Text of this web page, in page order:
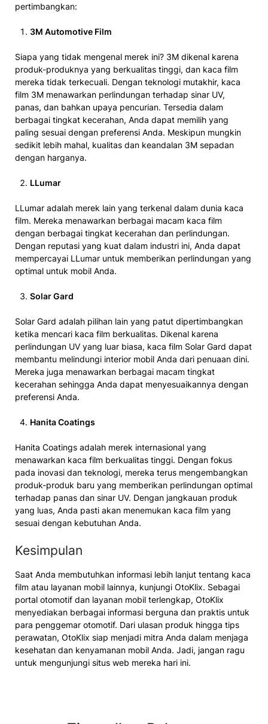
pertimbangkan:
3M Automotive Film
Siapa yang tidak mengenal merek ini? 3M dikenal karena
produk-produknya yang berkualitas tinggi, dan kaca film
mereka tidak terkecuali. Dengan teknologi mutakhir, kaca
film 3M menawarkan perlindungan terhadap sinar UV,
panas, dan bahkan upaya pencurian. Tersedia dalam
berbagai tingkat kecerahan, Anda dapat memilih yang
paling sesuai dengan preferensi Anda. Meskipun mungkin
sedikit lebih mahal, kualitas dan keandalan 3M sepadan
dengan harganya.
LLumar
LLumar adalah merek lain yang terkenal dalam dunia kaca
film. Mereka menawarkan berbagai macam kaca film
dengan berbagai tingkat kecerahan dan perlindungan.
Dengan reputasi yang kuat dalam industri ini, Anda dapat
mempercayai LLumar untuk memberikan perlindungan yang
optimal untuk mobil Anda.
Solar Gard
Solar Gard adalah pilihan lain yang patut dipertimbangkan
ketika mencari kaca film berkualitas. Dikenal karena
perlindungan UV yang luar biasa, kaca film Solar Gard dapat
membantu melindungi interior mobil Anda dari penuaan dini.
Mereka juga menawarkan berbagai macam tingkat
kecerahan sehingga Anda dapat menyesuaikannya dengan
preferensi Anda.
Hanita Coatings
Hanita Coatings adalah merek internasional yang
menawarkan kaca film berkualitas tinggi. Dengan fokus
pada inovasi dan teknologi, mereka terus mengembangkan
produk-produk baru yang memberikan perlindungan optimal
terhadap panas dan sinar UV. Dengan jangkauan produk
yang luas, Anda pasti akan menemukan kaca film yang
sesuai dengan kebutuhan Anda.
Kesimpulan
Saat Anda membutuhkan informasi lebih lanjut tentang kaca
film atau layanan mobil lainnya, kunjungi OtoKlix. Sebagai
portal otomotif dan layanan mobil terlengkap, OtoKlix
menyediakan berbagai informasi berguna dan praktis untuk
para penggemar otomotif. Dari ulasan produk hingga tips
perawatan, OtoKlix siap menjadi mitra Anda dalam menjaga
kesehatan dan kenyamanan mobil Anda. Jadi, jangan ragu
untuk mengunjungi situs web mereka hari ini.